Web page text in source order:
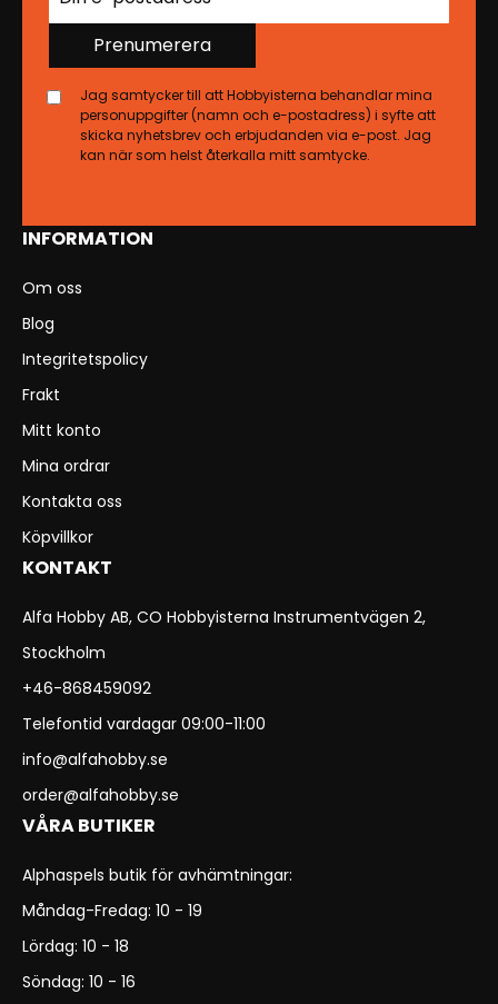
INFORMATION
Om oss
Blog
Integritetspolicy
Frakt
Mitt konto
Mina ordrar
Kontakta oss
Köpvillkor
KONTAKT
Alfa Hobby AB, CO Hobbyisterna Instrumentvägen 2,
Stockholm
+46-868459092
Telefontid vardagar 09:00-11:00
info@alfahobby.se
order@alfahobby.se
VÅRA BUTIKER
Alphaspels butik för avhämtningar:
Måndag-Fredag: 10 - 19
Lördag: 10 - 18
Söndag: 10 - 16
Prenumerera
Jag samtycker till att Hobbyisterna behandlar mina
personuppgifter (namn och e-postadress) i syfte att
skicka nyhetsbrev och erbjudanden via e-post. Jag
kan när som helst återkalla mitt samtycke.